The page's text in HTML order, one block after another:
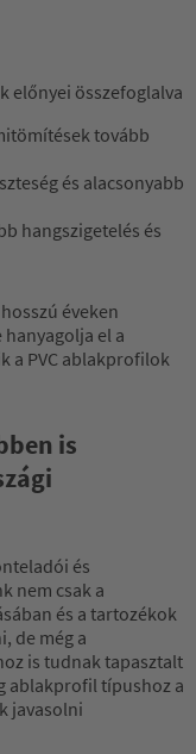
előnyei összefoglalva
tovább
és alacsonyabb
hangszigetelés és
éveken
el a
a PVC ablakprofilok
is
és
nem csak a
és a tartozékok
de még a
is tudnak tapasztalt
ablakprofil típushoz a
javasolni